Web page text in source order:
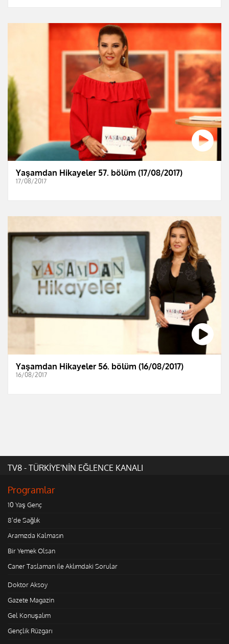
Yaşamdan Hikayeler 57. bölüm (17/08/2017)
17/08/2017
Yaşamdan Hikayeler 56. bölüm (16/08/2017)
16/08/2017
TV8 - TÜRKİYE'NİN EĞLENCE KANALI
Programlar
10 Yaş Genç
8'de Sağlık
Aramızda Kalmasın
Bir Yemek Olsan
Caner Taslaman ile Aklımdaki Sorular
Doktor Aksoy
Gazete Magazin
Gel Konuşalım
Gençlik Rüzgarı